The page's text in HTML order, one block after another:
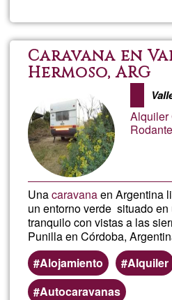
Caravana en
Hermoso, ARG
Alquiler
Rodante
Unacaravanaen Argentina
un entorno verde situado
tranquilo con vistas a las
Punilla en Córdoba,
Alojamiento
Alquiler
Autocaravanas